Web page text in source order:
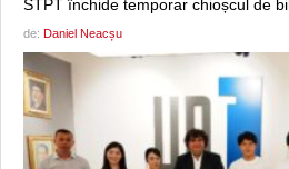
STPT închide temporar chioșcul de
de: Daniel Neacșu